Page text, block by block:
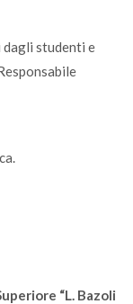
studenti e
“L. Bazoli